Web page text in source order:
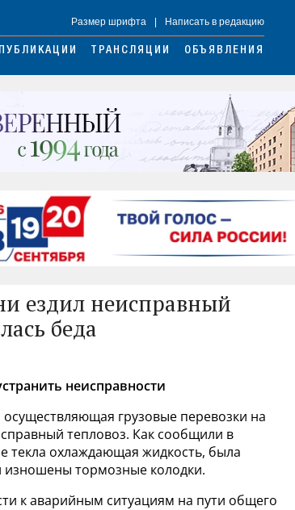
Размер шрифта Написать в редакцию
ПУБЛИКАЦИИ ТРАНСЛЯЦИИ ОБЪЯВЛЕНИЯ
ездил неисправный
беда
неисправности
грузовые перевозки на
тепловоз. Как сообщили в
текла охлаждающая жидкость, была
изношены тормозные колодки.
к аварийным ситуациям на пути общего